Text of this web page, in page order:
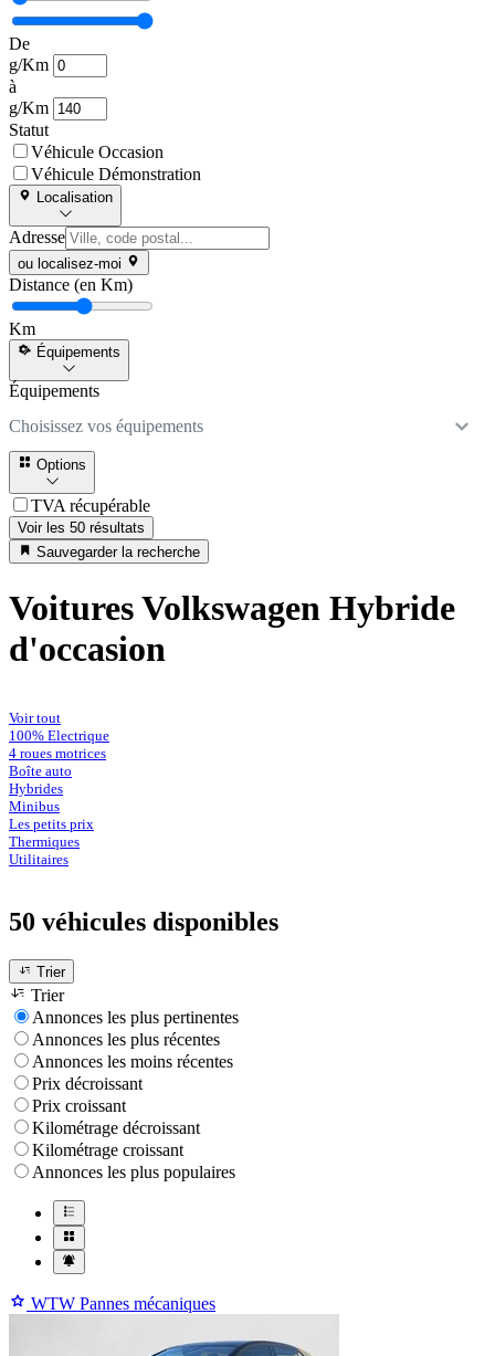
De
g/Km
à
g/Km
Statut
Véhicule Occasion
Véhicule Démonstration
Localisation
Adresse
ou localisez-moi
Distance (en Km)
Km
Équipements
Équipements
Choisissez vos équipements
Options
TVA récupérable
Voir les 50 résultats
Sauvegarder la recherche
Voitures Volkswagen Hybride
d'occasion
Voir tout
100% Electrique
4 roues motrices
Boîte auto
Hybrides
Minibus
Les petits prix
Thermiques
Utilitaires
50 véhicules disponibles
Trier
Trier
Annonces les plus pertinentes
Annonces les plus récentes
Annonces les moins récentes
Prix décroissant
Prix croissant
Kilométrage décroissant
Kilométrage croissant
Annonces les plus populaires
WTW Pannes mécaniques